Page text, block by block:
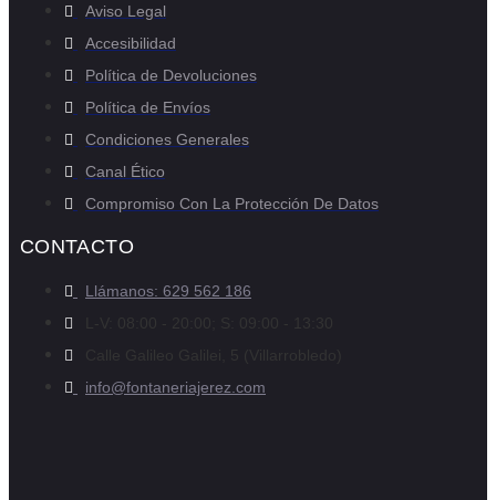
Aviso Legal
Accesibilidad
Política de Devoluciones
Política de Envíos
Condiciones Generales
Canal Ético
Compromiso Con La Protección De Datos
CONTACTO
Llámanos: 629 562 186
info@fontaneriajerez.com